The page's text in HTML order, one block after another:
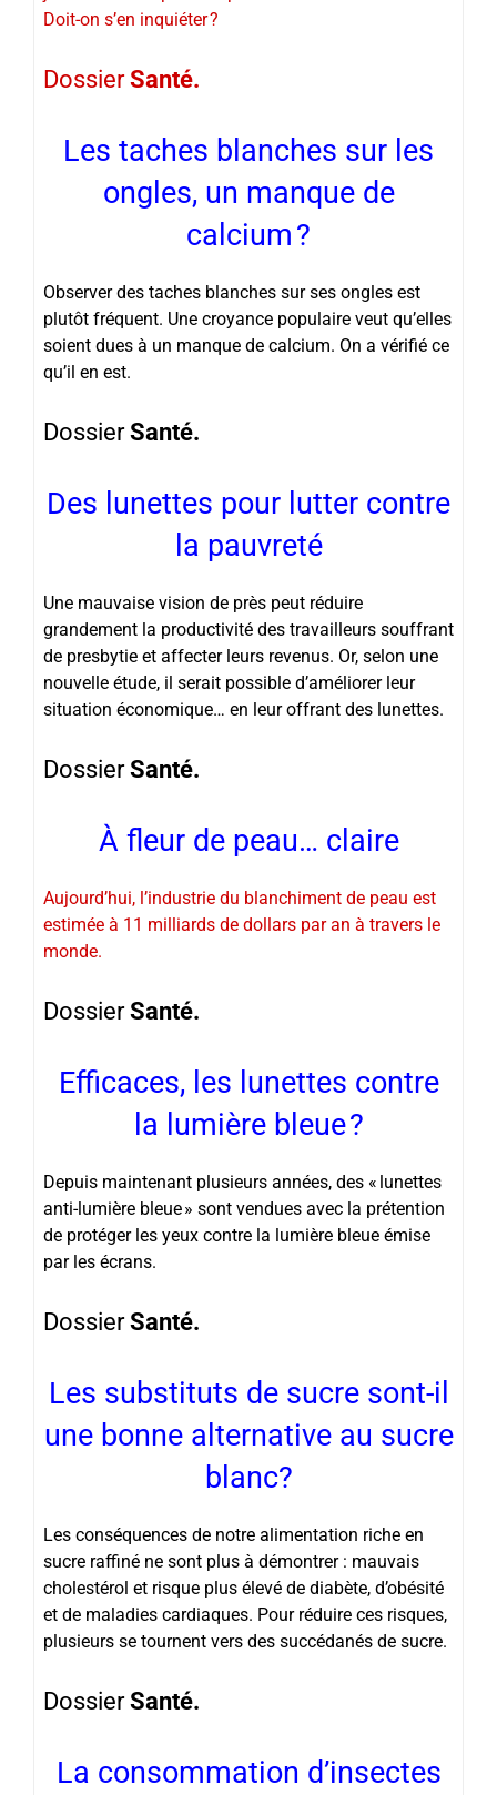
Doit-on s’en inquiéter ?
DossierSanté.
Les taches blanches sur les
ongles, un manque de
calcium ?
Observer des taches blanches sur ses ongles est
plutôt fréquent. Une croyance populaire veut qu’elles
soient dues à un manque de calcium. On a vérifié ce
qu’il en est.
DossierSanté.
Des lunettes pour lutter contre
la pauvreté
Une mauvaise vision de près peut réduire
grandement la productivité des travailleurs souffrant
de presbytie et affecter leurs revenus. Or, selon une
nouvelle étude, il serait possible d’améliorer leur
situation économique… en leur offrant des lunettes.
DossierSanté.
À fleur de peau… claire
Aujourd’hui, l’industrie du blanchiment de peau est
estimée à 11 milliards de dollars par an à travers le
monde.
DossierSanté.
Efficaces, les lunettes contre
la lumière bleue ?
Depuis maintenant plusieurs années, des « lunettes
anti-lumière bleue » sont vendues avec la prétention
de protéger les yeux contre la lumière bleue émise
par les écrans.
DossierSanté.
Les substituts de sucre sont-il
une bonne alternative au sucre
blanc?
Les conséquences de notre alimentation riche en
sucre raffiné ne sont plus à démontrer : mauvais
cholestérol et risque plus élevé de diabète, d’obésité
et de maladies cardiaques. Pour réduire ces risques,
plusieurs se tournent vers des succédanés de sucre.
DossierSanté.
La consommation d’insectes